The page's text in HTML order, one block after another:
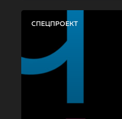
СПЕЦПРОЕКТ